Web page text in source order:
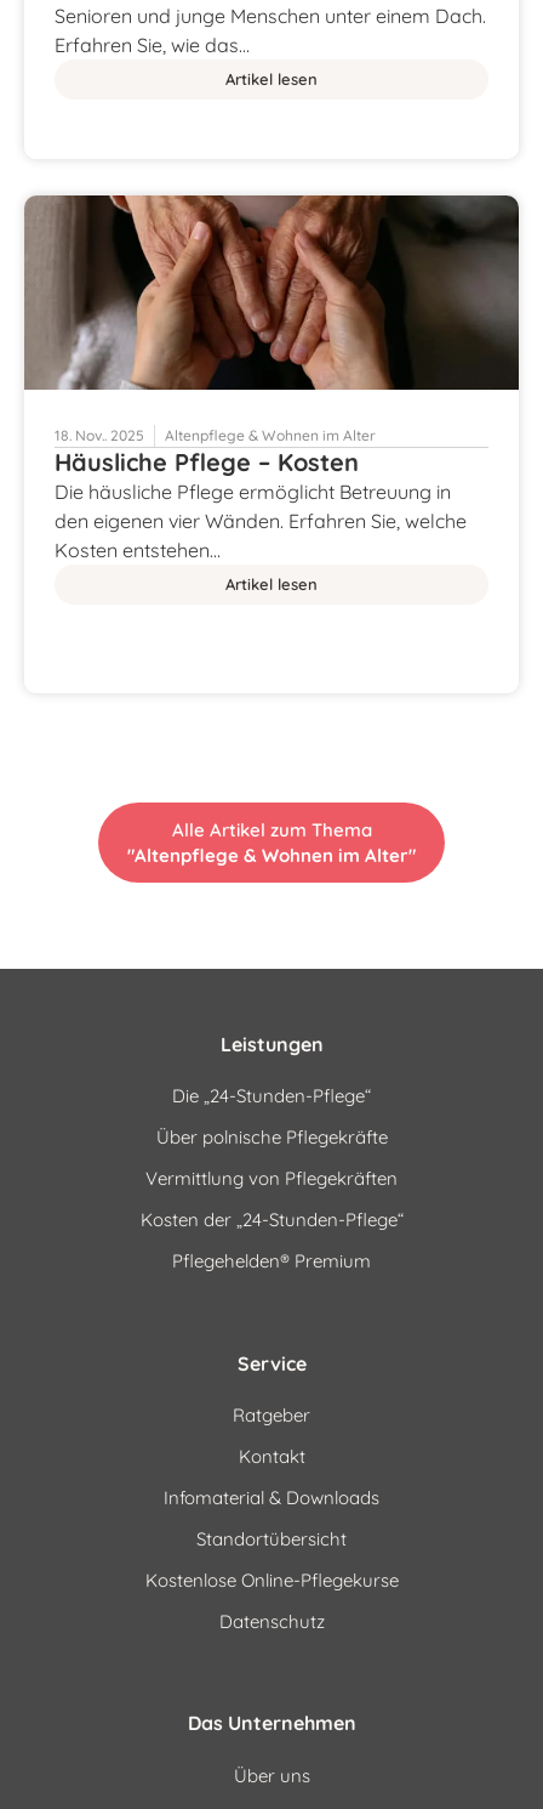
Senioren und junge Menschen unter einem Dach.
Erfahren Sie, wie das…
Artikel lesen
18. Nov.. 2025 Altenpflege & Wohnen im Alter
Häusliche Pflege – Kosten
Die häusliche Pflege ermöglicht Betreuung in
den eigenen vier Wänden. Erfahren Sie, welche
Kosten entstehen…
Artikel lesen
Alle Artikel zum Thema
"Altenpflege & Wohnen im Alter"
Leistungen
Die „24-Stunden-Pflege“
Über polnische Pflegekräfte
Vermittlung von Pflegekräften
Kosten der „24-Stunden-Pflege“
Pflegehelden® Premium
Service
Ratgeber
Kontakt
Infomaterial & Downloads
Standortübersicht
Kostenlose Online-Pflegekurse
Datenschutz
Das Unternehmen
Über uns